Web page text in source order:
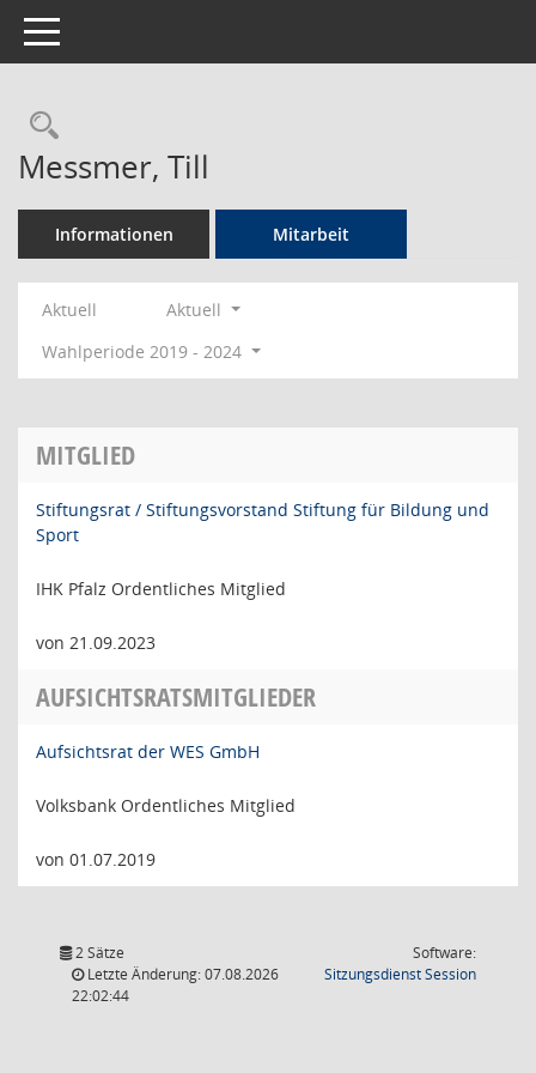
Toggle navigation
Rechercheauswahl
Messmer, Till
Informationen Mitarbeit
Aktuell
Aktuell
Wahlperiode 2019 - 2024
MITGLIED
Stiftungsrat / Stiftungsvorstand Stiftung für Bildung und
Sport
IHK Pfalz Ordentliches Mitglied
von 21.09.2023
AUFSICHTSRATSMITGLIEDER
Aufsichtsrat der WES GmbH
Volksbank Ordentliches Mitglied
von 01.07.2019
2 Sätze
Letzte Änderung: 07.08.2026
22:02:44
Software:
SitzungsdienstSession(Wird in